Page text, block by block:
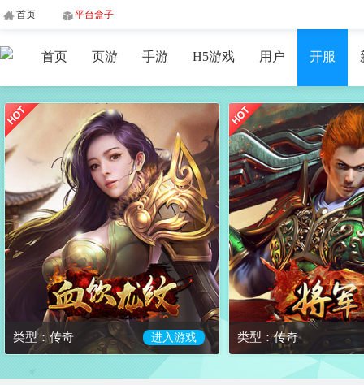
首页 平台盒子
首页 页游 手游 H5游戏 用户 开服
类型：传奇 进入游戏 类型：传奇